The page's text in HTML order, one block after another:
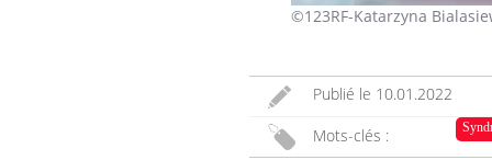
©123RF-Katarzyna
Publié le 10.01.2022
Mots-clés :
le sud de la France ?
Les médicaments GLP-1
protègent-ils aussi les os ?